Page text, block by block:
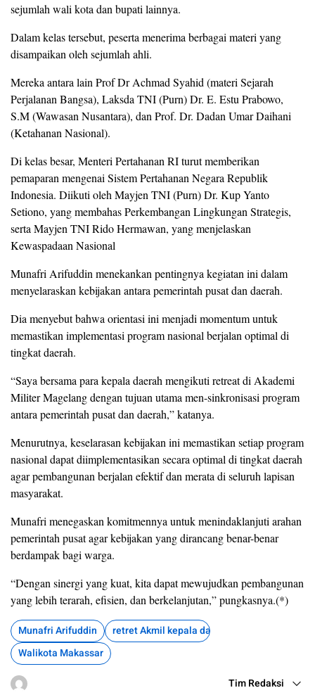
sejumlah wali kota dan bupati lainnya.
Dalam kelas tersebut, peserta menerima berbagai materi yang
disampaikan oleh sejumlah ahli.
Mereka antara lain Prof Dr Achmad Syahid (materi Sejarah
Perjalanan Bangsa), Laksda TNI (Purn) Dr. E. Estu Prabowo,
S.M (Wawasan Nusantara), dan Prof. Dr. Dadan Umar Daihani
(Ketahanan Nasional).
Di kelas besar, Menteri Pertahanan RI turut memberikan
pemaparan mengenai Sistem Pertahanan Negara Republik
Indonesia. Diikuti oleh Mayjen TNI (Purn) Dr. Kup Yanto
Setiono, yang membahas Perkembangan Lingkungan Strategis,
serta Mayjen TNI Rido Hermawan, yang menjelaskan
Kewaspadaan Nasional
Munafri Arifuddin menekankan pentingnya kegiatan ini dalam
menyelaraskan kebijakan antara pemerintah pusat dan daerah.
Dia menyebut bahwa orientasi ini menjadi momentum untuk
memastikan implementasi program nasional berjalan optimal di
tingkat daerah.
“Saya bersama para kepala daerah mengikuti retreat di Akademi
Militer Magelang dengan tujuan utama men-sinkronisasi program
antara pemerintah pusat dan daerah,” katanya.
Menurutnya, keselarasan kebijakan ini memastikan setiap program
nasional dapat diimplementasikan secara optimal di tingkat daerah
agar pembangunan berjalan efektif dan merata di seluruh lapisan
masyarakat.
Munafri menegaskan komitmennya untuk menindaklanjuti arahan
pemerintah pusat agar kebijakan yang dirancang benar-benar
berdampak bagi warga.
“Dengan sinergi yang kuat, kita dapat mewujudkan pembangunan
yang lebih terarah, efisien, dan berkelanjutan,” pungkasnya.(*)
Munafri Arifuddin
retret Akmil kepala daerah
Walikota Makassar
Tim Redaksi